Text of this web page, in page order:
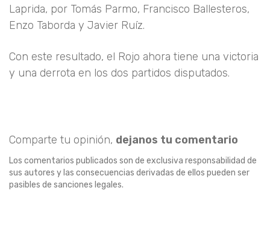
Laprida, por Tomás Parmo, Francisco Ballesteros,
Enzo Taborda y Javier Ruíz.
Con este resultado, el Rojo ahora tiene una victoria
y una derrota en los dos partidos disputados.
Comparte tu opinión, dejanos tu comentario
Los comentarios publicados son de exclusiva responsabilidad de
sus autores y las consecuencias derivadas de ellos pueden ser
pasibles de sanciones legales.